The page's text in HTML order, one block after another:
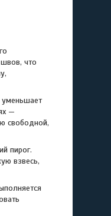
что
уменьшает
—
свободной,
пирог.
взвесь,